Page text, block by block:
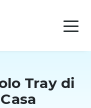
Tray di